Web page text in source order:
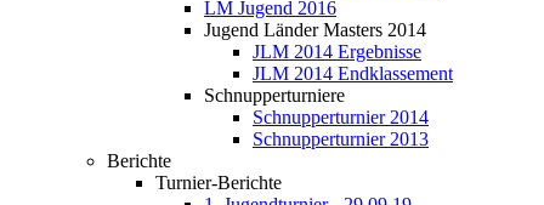
LM Jugend 2016
Jugend Länder Masters 2014
JLM 2014 Ergebnisse
JLM 2014 Endklassement
Schnupperturniere
Schnupperturnier 2014
Schnupperturnier 2013
Berichte
Turnier-Berichte